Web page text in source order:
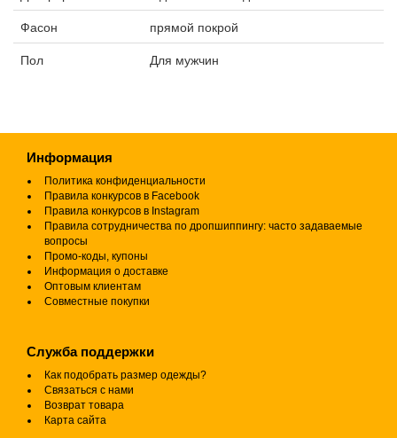
Фасон
прямой покрой
Пол
Для мужчин
Информация
Политика конфиденциальности
Правила конкурсов в Facebook
Правила конкурсов в Instagram
Правила сотрудничества по дропшиппингу: часто задаваемые
вопросы
Промо-коды, купоны
Информация о доставке
Оптовым клиентам
Совместные покупки
Служба поддержки
Как подобрать размер одежды?
Связаться с нами
Возврат товара
Карта сайта